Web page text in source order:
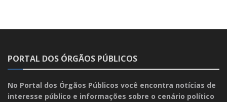
PORTAL DOS ÓRGÃOS PÚBLICOS
No Portal dos Órgãos Públicos você encontra notícias de
interesse público e informações sobre o cenário político